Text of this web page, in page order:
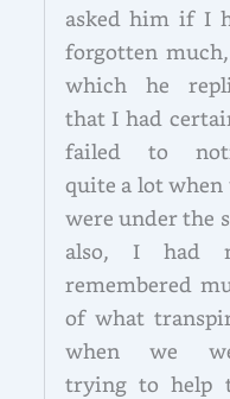
asked him if I
forgotten
which he
that I had
failed to
quite a lot when
were under the
also, I had
remembered
of what
when we
trying to help